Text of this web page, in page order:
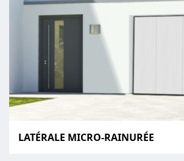
LATÉRALE MICRO-RAINURÉE